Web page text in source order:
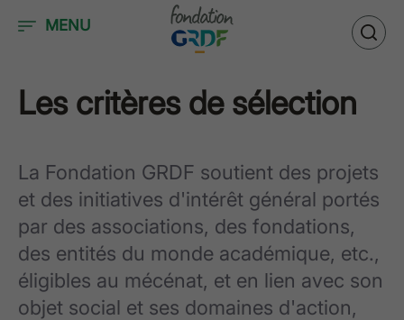
MENU
Les critères de sélection
La Fondation GRDF soutient des projets
et des initiatives d'intérêt général portés
par des associations, des fondations,
des entités du monde académique, etc.,
éligibles au mécénat, et en lien avec son
objet social et ses domaines d'action,